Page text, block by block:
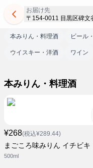
お届け先
〒154-0011 目黒区碑文
本みりん・料理酒 ビー
ウイスキー・洋酒 ワイン
本みりん・料理酒
¥268(税込¥289.44)
まごころ味みりん イチビキ
500ml